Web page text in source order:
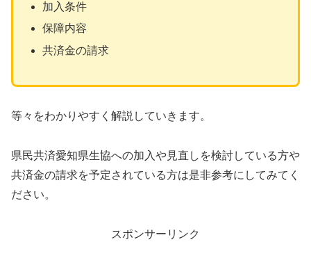
加入条件
保障内容
共済金の請求
等々をわかりやすく解説していきます。
県民共済愛知県生協への加入や見直しを検討している方や
共済金の請求を予定されている方は是非参考にしてみてく
ださい。
スポンサーリンク